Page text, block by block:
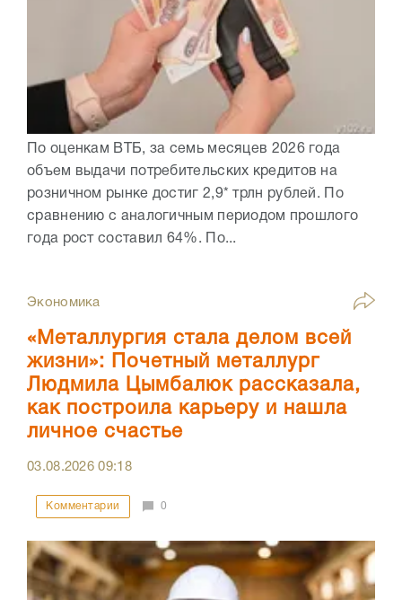
По оценкам ВТБ, за семь месяцев 2026 года
объем выдачи потребительских кредитов на
розничном рынке достиг 2,9* трлн рублей. По
сравнению с аналогичным периодом прошлого
года рост составил 64%. По...
Экономика
«Металлургия стала делом всей
жизни»: Почетный металлург
Людмила Цымбалюк рассказала,
как построила карьеру и нашла
личное счастье
03.08.202609:18
Комментарии 0